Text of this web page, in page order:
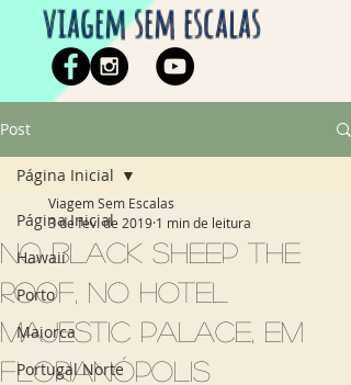
viagem sem escalas
Post
Página Inicial
Hawaii
Porto
Maiorca
Portugal Norte
Página Inicial
No Black Sheep The
Roof, no Hotel
Majestic Palace, em
Florianópolis
Viagem Sem Escalas
3 de fev. de 2019 1 min de leitura